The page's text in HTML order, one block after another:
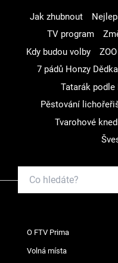
Jak zhubnout
TV program
Kdy budou volby
7 pádů Honzy Dědka
Tatarák podle
Pěstování
Tvarohové
O FTV Prima
Volná místa